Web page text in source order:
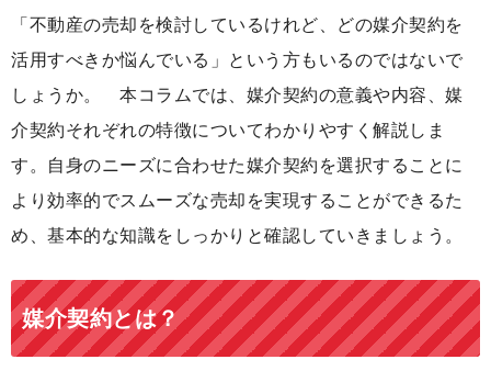
「不動産の売却を検討しているけれど、どの媒介契約を
活用すべきか悩んでいる」という方もいるのではないで
しょうか。 本コラムでは、媒介契約の意義や内容、媒
介契約それぞれの特徴についてわかりやすく解説しま
す。自身のニーズに合わせた媒介契約を選択することに
より効率的でスムーズな売却を実現することができるた
め、基本的な知識をしっかりと確認していきましょう。
媒介契約とは？